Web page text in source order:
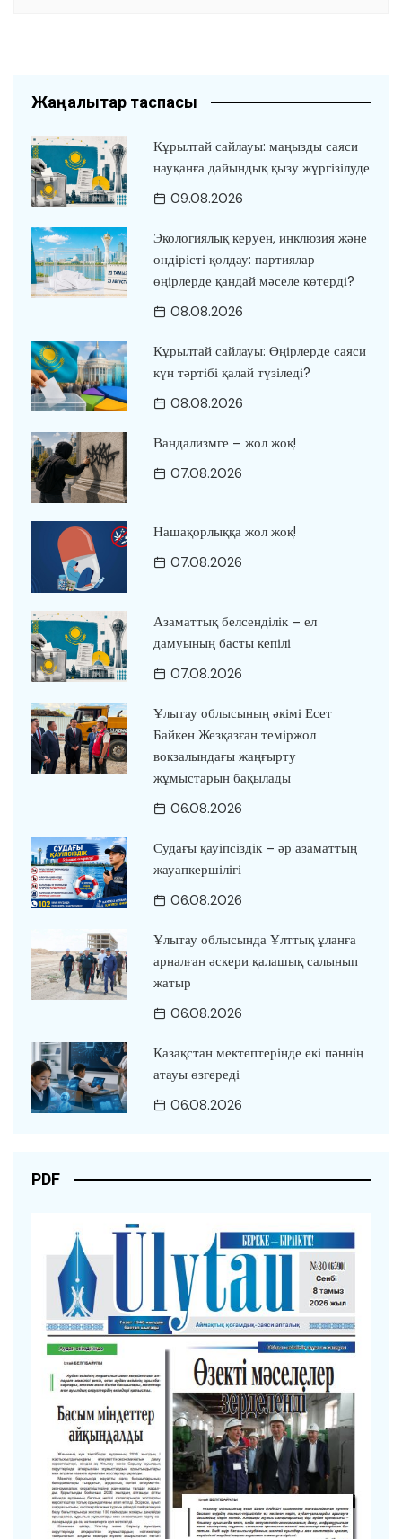
Жаңалықтар таспасы
Құрылтай сайлауы: маңызды саяси
науқанға дайындық қызу жүргізілуде
09.08.2026
Экологиялық керуен, инклюзия және
өндірісті қолдау: партиялар
өңірлерде қандай мәселе көтерді?
08.08.2026
Құрылтай сайлауы: Өңірлерде саяси
күн тәртібі қалай түзіледі?
08.08.2026
Вандализмге – жол жоқ!
07.08.2026
Нашақорлыққа жол жоқ!
07.08.2026
Азаматтық белсенділік – ел
дамуының басты кепілі
07.08.2026
Ұлытау облысының әкімі Есет
Байкен Жезқазған теміржол
вокзалындағы жаңғырту
жұмыстарын бақылады
06.08.2026
Судағы қауіпсіздік – әр азаматтың
жауапкершілігі
06.08.2026
Ұлытау облысында Ұлттық ұланға
арналған әскери қалашық салынып
жатыр
06.08.2026
Қазақстан мектептерінде екі пәннің
атауы өзгереді
06.08.2026
PDF